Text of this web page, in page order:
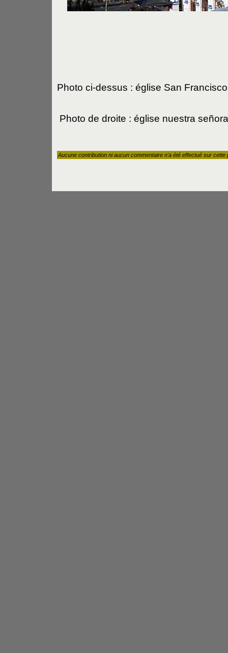
Photo ci-dessus : église San
Photo de droite : église nuestra
Aucune contribution ni aucun commentaire n'a été effectué sur cette